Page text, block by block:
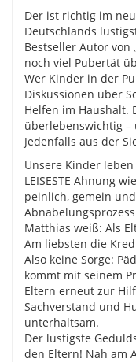
Der ist richtig im
Deutschlands
Bestseller Autor von
noch viel Pubertät
Wer Kinder in der
Diskussionen über
Helfen im Haushalt.
überlebenswichtig –
Jedenfalls aus der
Unsere Kinder
LEISESTE Ahnung
peinlich, gemein
Matthias weiß: Als
Am liebsten die
Also keine Sorge:
kommt mit seinem
Eltern erneut zur
Sachverstand und
unterhaltsam.
Der lustigste
den Eltern! Nah am